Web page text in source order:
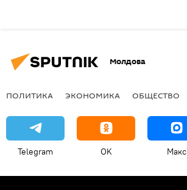
Молдова
ПОЛИТИКА ЭКОНОМИКА ОБЩЕСТВО
Telegram OK Макс